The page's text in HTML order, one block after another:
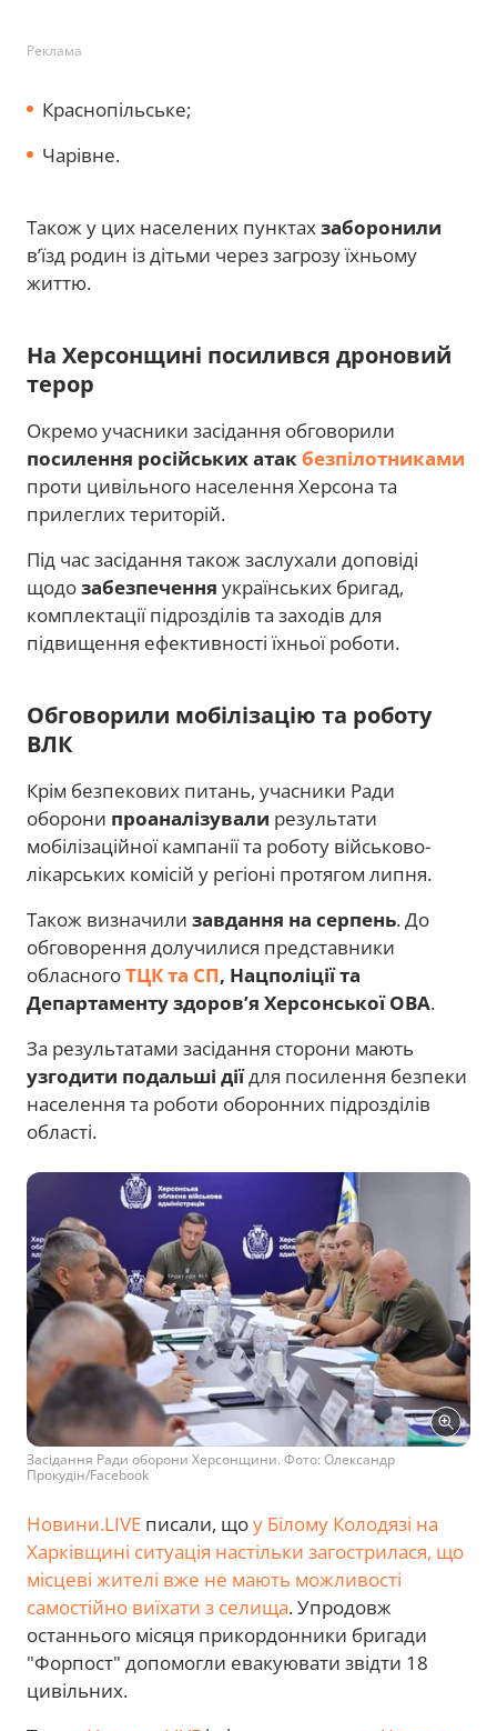
Реклама
Краснопільське;
Чарівне.
Також у цих населених пунктахзаборонили
в’їзд родин із дітьми через загрозу їхньому
життю.
На Херсонщині посилився дроновий
терор
Окремо учасники засідання обговорили
посилення російських атакбезпілотниками
проти цивільного населення Херсона та
прилеглих територій.
Під час засідання також заслухали доповіді
щодозабезпечення українських бригад,
комплектації підрозділів та заходів для
підвищення ефективності їхньої роботи.
Обговорили мобілізацію та роботу
ВЛК
Крім безпекових питань, учасники Ради
оборони проаналізували результати
мобілізаційної кампанії та роботу військово-
лікарських комісій у регіоні протягом липня.
Також визначили завдання на серпень. До
обговорення долучилися представники
обласногоТЦК та СП, Нацполіції та
Департаменту здоров’я Херсонської ОВА.
За результатами засідання сторони мають
узгодити подальші діїдля посилення безпеки
населення та роботи оборонних підрозділів
області.
Засідання Ради оборони Херсонщини. Фото: Олександр
Прокудін/Facebook
Новини.LIVE писали, щоу Білому Колодязі на
Харківщині ситуація настільки загострилася, що
місцеві жителі вже не мають можливості
самостійно виїхати з селища. Упродовж
останнього місяця прикордонники бригади
"Форпост" допомогли евакуювати звідти 18
цивільних.